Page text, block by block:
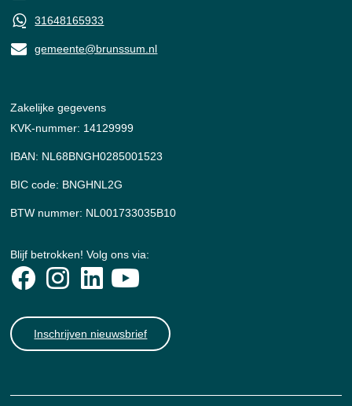
31648165933
gemeente@brunssum.nl
Zakelijke gegevens
KVK-nummer: 14129999
IBAN: NL68BNGH0285001523
BIC code: BNGHNL2G
BTW nummer: NL001733035B10
Blijf betrokken! Volg ons via:
Inschrijven nieuwsbrief